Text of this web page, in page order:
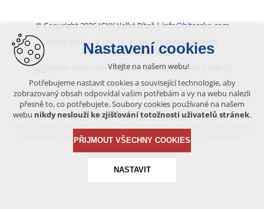
© Copyright 2026 ICKK Velká Bíteš | info@bitessko.com
MAPA WEBU
ÚVOD
OBCHODNÍ PODMÍNKY
PORTÁL OBČANA
GIS
VYTVOŘENO V XART.CZ
Obsah tohoto portálu je chráněn autorským právem, které
vykonává vydavatel. Jakékoliv užití článků a fotografií z této podoby
písemného souhlasu vydavatele – BÍTEŠSKO.COM -ZAKÁZÁNO.
Nastavení cookies
Vítejte na našem webu!
Potřebujeme nastavit cookies a související technologie, aby
zobrazovaný obsah odpovídal vašim potřebám a vy na webu nalezli
přesně to, co potřebujete. Soubory cookies používané na našem
webu nikdy neslouží ke zjišťování totožnosti uživatelů stránek.
PŘIJMOUT VŠECHNY COOKIES
NASTAVIT